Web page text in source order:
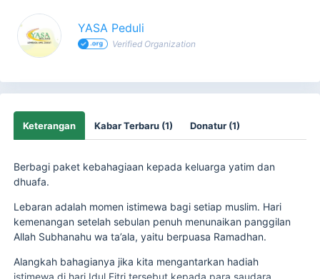
YASA Peduli
Verified Organization
Keterangan Kabar Terbaru (1) Donatur (1)
Berbagi paket kebahagiaan kepada keluarga yatim dan
dhuafa.
Lebaran adalah momen istimewa bagi setiap muslim. Hari
kemenangan setelah sebulan penuh menunaikan panggilan
Allah Subhanahu wa ta’ala, yaitu berpuasa Ramadhan.
Alangkah bahagianya jika kita mengantarkan hadiah
istimewa di hari Idul Fitri tersebut kepada para saudara